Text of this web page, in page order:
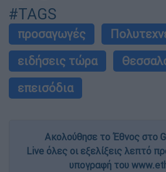
#TAGS
προσαγωγές
ειδήσεις τώρα
επεισόδια
Ακολούθησε το Έθνος στο
Live όλες οι εξελίξεις λεπτό
υπογραφή του